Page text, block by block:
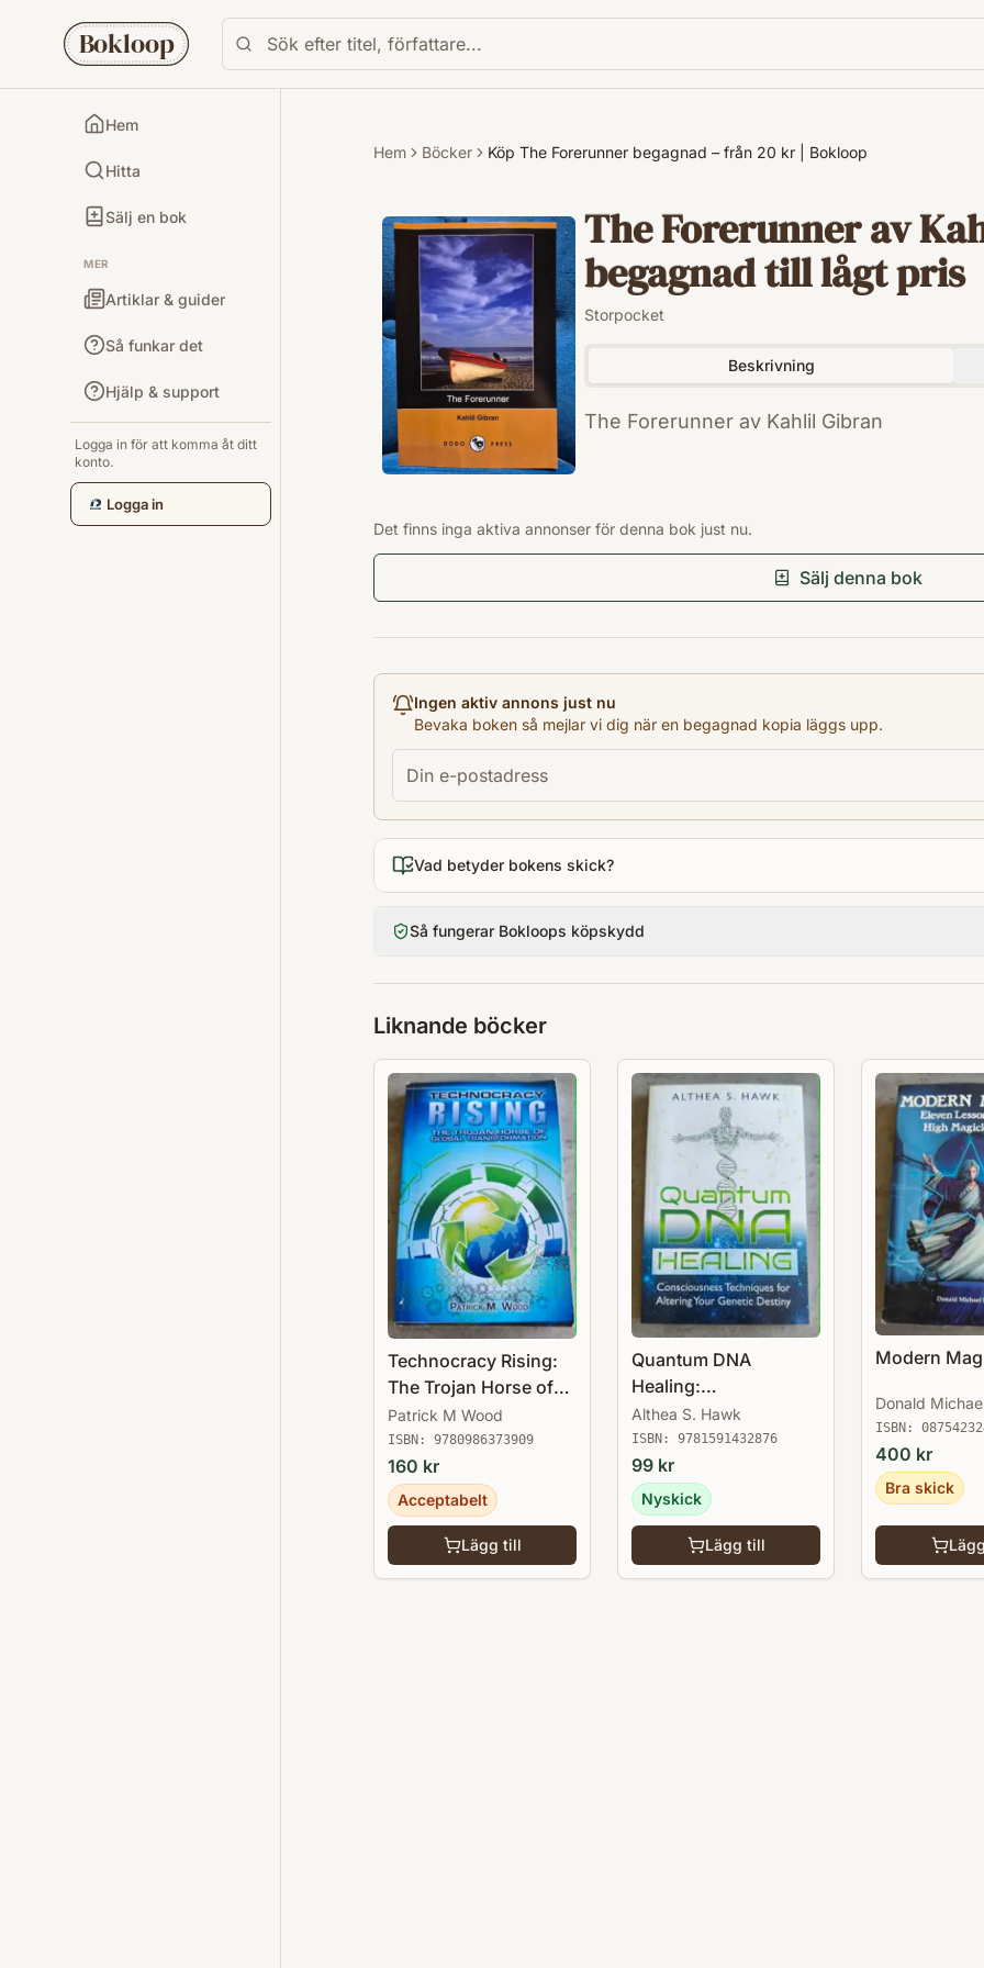
Bokloop
Hem
Hitta
Sälj en bok
MER
Artiklar & guider
Så funkar det
Hjälp & support
Logga in för att komma åt ditt
konto.
Logga in
Hem Böcker Köp The Forerunner begagnad – från 20 kr | Bokloop
The Forerunner av
begagnad till lågt pris
Storpocket
Beskrivning
The Forerunner av Kahlil Gibran
Dodo
en
Det finns inga aktiva annonser för denna bok just nu.
Sälj denna bok
Ingen aktiv annons just nu
Bevaka boken så mejlar vi dig när en begagnad kopia läggs upp.
Vad betyder bokens skick?
Så fungerar Bokloops köpskydd
Liknande böcker
Technocracy Rising:
The Trojan Horse of
Global Transformation
Patrick M Wood
ISBN: 9780986373909
160 kr
Acceptabelt
Lägg till
Quantum DNA
Healing:
Consciousness
Techniques for
Altering Your Genetic
Destiny
Althea S. Hawk
ISBN: 9781591432876
99 kr
Nyskick
Lägg till
Modern
Donald
ISBN:
400 kr
Bra skick